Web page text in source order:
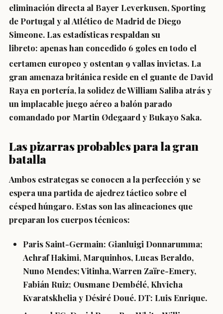
eliminación directa al Bayer Leverkusen, Sporting
de Portugal y al Atlético de Madrid de Diego
Simeone. Las estadísticas respaldan su
libreto: apenas han concedido 6 goles en todo el
certamen europeo y ostentan 9 vallas invictas. La
gran amenaza británica reside en el guante de David
Raya en portería, la solidez de William Saliba atrás y
un implacable juego aéreo a balón parado
comandado por Martin Ødegaard y Bukayo Saka.
Las pizarras probables para la gran
batalla
Ambos estrategas se conocen a la perfección y se
espera una partida de ajedrez táctico sobre el
césped húngaro. Estas son las alineaciones que
preparan los cuerpos técnicos:
Paris Saint-Germain: Gianluigi Donnarumma;
Achraf Hakimi, Marquinhos, Lucas Beraldo,
Nuno Mendes; Vitinha, Warren Zaïre-Emery,
Fabián Ruiz; Ousmane Dembélé, Khvicha
Kvaratskhelia y Désiré Doué. DT: Luis Enrique.